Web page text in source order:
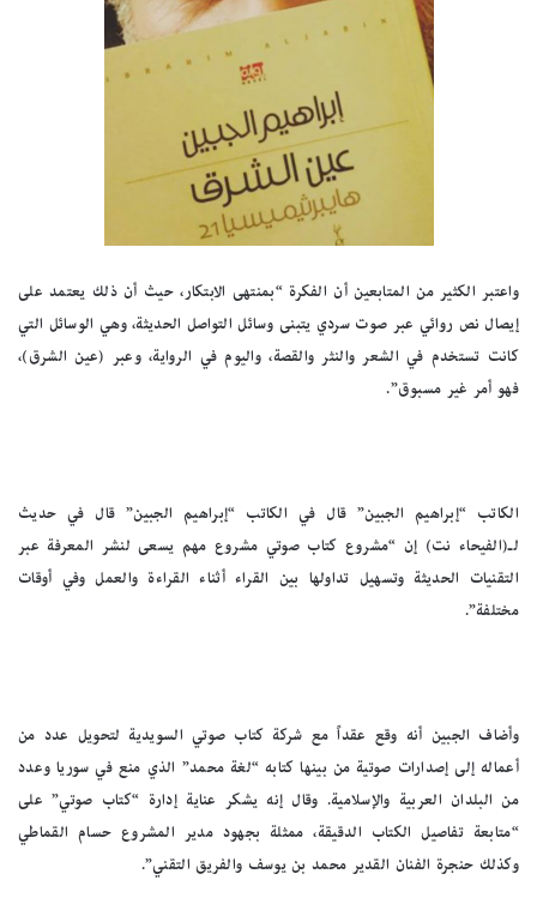
واعتبر الكثير من المتابعين أن الفكرة “بمنتهى الابتكار، حيث أن ذلك يعتمد على
إيصال نص روائي عبر صوت سردي يتبنى وسائل التواصل الحديثة، وهي الوسائل التي
كانت تستخدم في الشعر والنثر والقصة، واليوم في الرواية، وعبر (عين الشرق)،
فهو أمر غير مسبوق”.
الكاتب “إبراهيم الجبين” قال في الكاتب “إبراهيم الجبين” قال في حديث
لـ(الفيحاء نت) إن “مشروع كتاب صوتي مشروع مهم يسعى لنشر المعرفة عبر
التقنيات الحديثة وتسهيل تداولها بين القراء أثناء القراءة والعمل وفي أوقات
مختلفة”.
وأضاف الجبين أنه وقع عقداً مع شركة كتاب صوتي السويدية لتحويل عدد من
أعماله إلى إصدارات صوتية من بينها كتابه “لغة محمد” الذي منع في سوريا وعدد
من البلدان العربية والإسلامية. وقال إنه يشكر عناية إدارة “كتاب صوتي” على
“متابعة تفاصيل الكتاب الدقيقة، ممثلة بجهود مدير المشروع حسام القماطي
وكذلك حنجرة الفنان القدير محمد بن يوسف والفريق التقني”.